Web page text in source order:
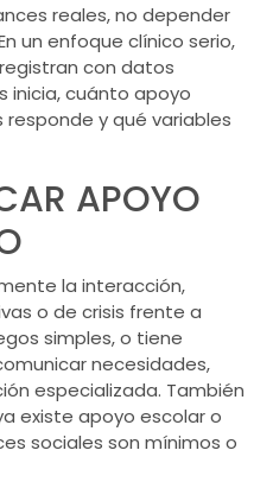
reales, no depender
un enfoque clínico serio,
con datos
inicia, cuánto apoyo
y qué variables
APOYO
la interacción,
o de crisis frente a
simples, o tiene
necesidades,
especializada. También
existe apoyo escolar o
sociales son mínimos o